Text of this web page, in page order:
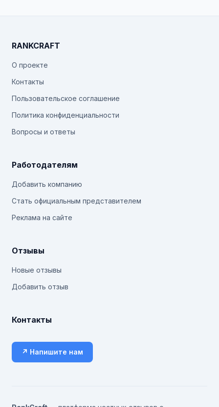
RANKCRAFT
О проекте
Контакты
Пользовательское соглашение
Политика конфиденциальности
Вопросы и ответы
Работодателям
Добавить компанию
Стать официальным представителем
Реклама на сайте
Отзывы
Новые отзывы
Добавить отзыв
Контакты
↗ Напишите нам